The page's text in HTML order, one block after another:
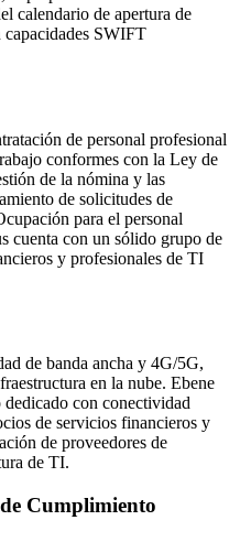
calendario de apertura de
SWIFT
de personal profesional
conformes con la Ley de
de la nómina y las
de solicitudes de
para el personal
cuenta con un sólido grupo de
y profesionales de TI
de banda ancha y 4G/5G,
en la nube. Ebene
con conectividad
de servicios financieros y
de proveedores de
de TI.
Cumplimiento